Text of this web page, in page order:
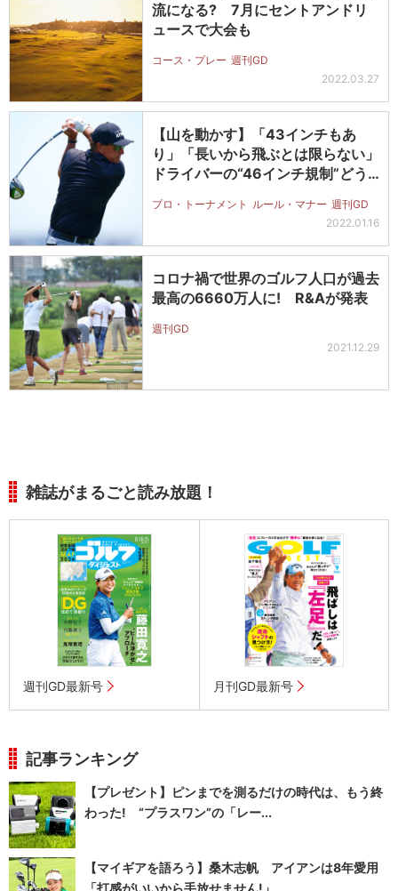
流になる? 7月にセントアンドリ
ュースで大会も
コース・プレー 週刊GD
2022.03.27
【山を動かす】「43インチもあ
り」「長いから飛ぶとは限らない」
ドライバーの“46インチ規制”どう
プロ・トーナメント ルール・マナー 週刊GD
2022.01.16
コロナ禍で世界のゴルフ人口が過去
最高の6660万人に! R&Aが発表
週刊GD
2021.12.29
雑誌がまるごと読み放題！
週刊GD最新号 月刊GD最新号
記事ランキング
【プレゼント】ピンまでを測るだけの時代は、もう終
わった! “プラスワン”の「レー...
【マイギアを語ろう】桑木志帆 アイアンは8年愛用
「打感がいいから手放せません!」